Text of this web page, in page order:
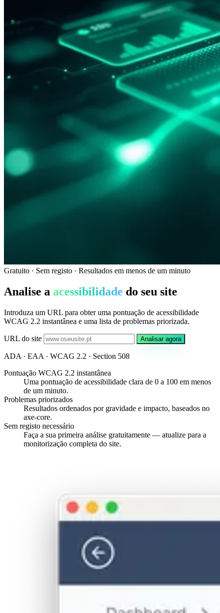
Gratuito · Sem registo · Resultados em menos de um minuto
Analise a acessibilidade do seu site
Introduza um URL para obter uma pontuação de acessibilidade
WCAG 2.2 instantânea e uma lista de problemas priorizada.
URL do site Analisar agora
ADA · EAA · WCAG 2.2 · Section 508
Pontuação WCAG 2.2 instantânea
Uma pontuação de acessibilidade clara de 0 a 100 em menos
de um minuto.
Problemas priorizados
Resultados ordenados por gravidade e impacto, baseados no
axe-core.
Sem registo necessário
Faça a sua primeira análise gratuitamente — atualize para a
monitorização completa do site.